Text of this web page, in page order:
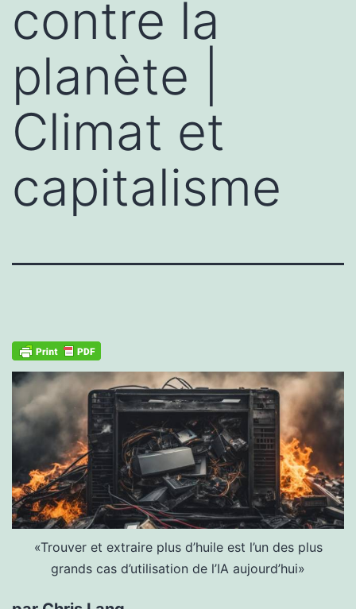
contre la
planète |
Climat et
capitalisme
«Trouver et extraire plus d’huile est l’un des plus
grands cas d’utilisation de l’IA aujourd’hui»